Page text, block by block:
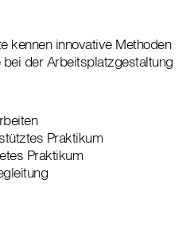
kennen innovative Methoden
bei der Arbeitsplatzgestaltung
Praktikum
Praktikum